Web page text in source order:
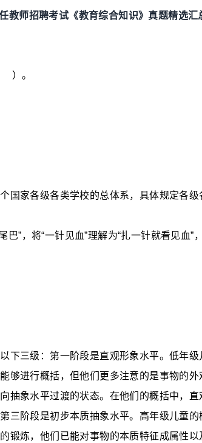
教师招聘考试《教育综合知识》真题精选汇
）。
国家各级各类学校的总体系， 具体规定各
巴”，将“一针见血”理解为“扎一针就看见血”
下三级：第一阶段是直观形象水平。低年级
够进行概括，但他们更多注意的是事物的
抽象水平过渡的状态。在他们的概括中，
三阶段是初步本质抽象水平。高年级儿童
锻炼，他们已能对事物的本质特征成属性